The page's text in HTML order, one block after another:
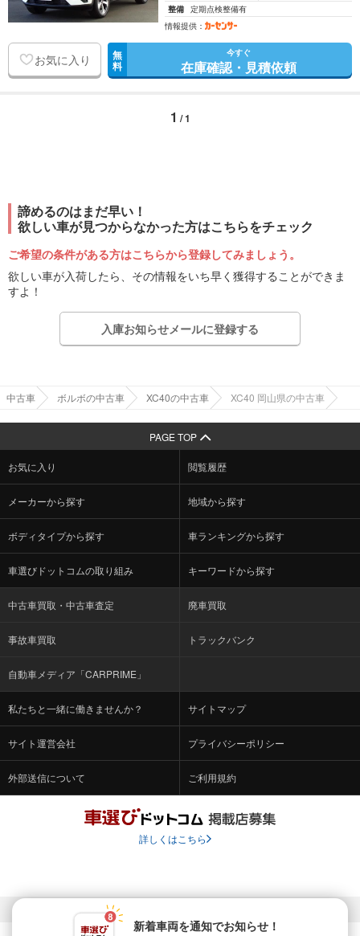
整備 定期点検整備有
情報提供：
お気に入り 無
料
今すぐ
在庫確認・見積依頼
1 / 1
諦めるのはまだ早い！
欲しい車が見つからなかった方はこちらをチェック
ご希望の条件がある方はこちらから登録してみましょう。
欲しい車が入荷したら、その情報をいち早く獲得することができま
すよ！
入庫お知らせメールに登録する
新着車両を通知でお知らせ！
中古車 ボルボの中古車 XC40の中古車 XC40 岡山県の中古車
PAGE TOP
お気に入り 閲覧履歴
メーカーから探す 地域から探す
ボディタイプから探す 車ランキングから探す
車選びドットコムの取り組み キーワードから探す
中古車買取・中古車査定 廃車買取
事故車買取 トラックバンク
自動車メディア「CARPRIME」
私たちと一緒に働きませんか？ サイトマップ
サイト運営会社 プライバシーポリシー
外部送信について ご利用規約
詳しくはこちら
© Fabrica Communications Co., LTD.